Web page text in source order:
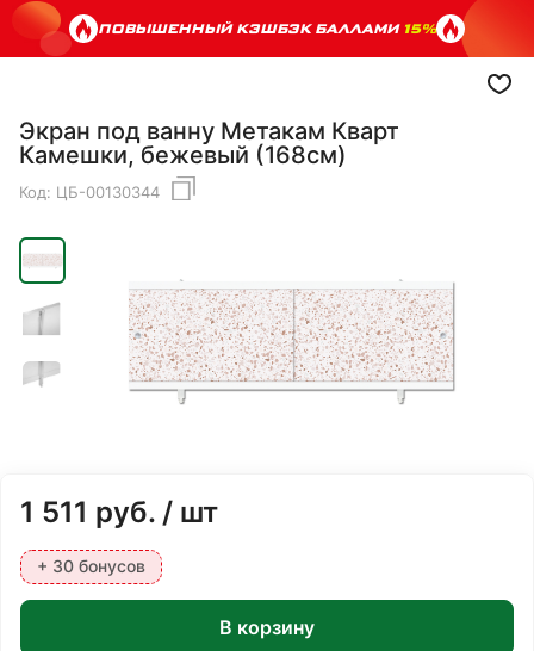
ПОВЫШЕННЫЙ КЭШБЭК БАЛЛАМИ15%
Экран под ванну Метакам Кварт
Камешки, бежевый (168см)
Код: ЦБ-00130344
1 511 руб. / шт
+ 30 бонусов
В корзину